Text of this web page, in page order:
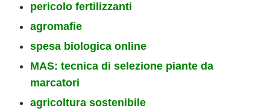
pericolo fertilizzanti
agromafie
spesa biologica online
MAS: tecnica di selezione piante da
marcatori
agricoltura sostenibile